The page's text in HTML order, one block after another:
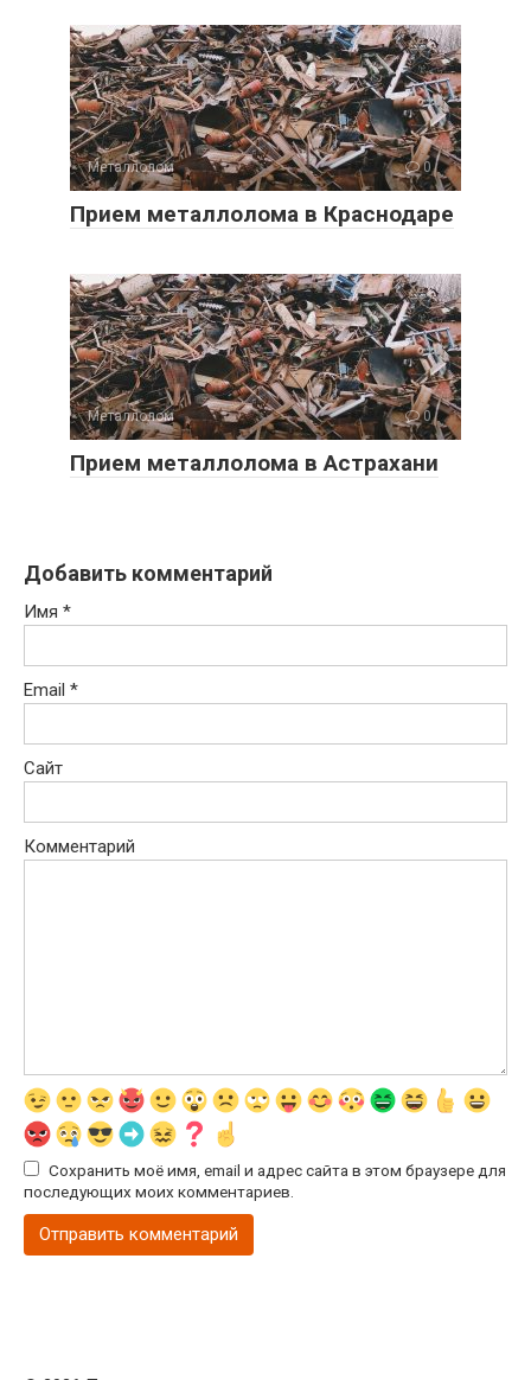
Металлолом 0
Прием металлолома в Краснодаре
Металлолом 0
Прием металлолома в Астрахани
Добавить комментарий
Имя *
Email *
Сайт
Комментарий
Сохранить моё имя, email и адрес сайта в этом браузере для
последующих моих комментариев.